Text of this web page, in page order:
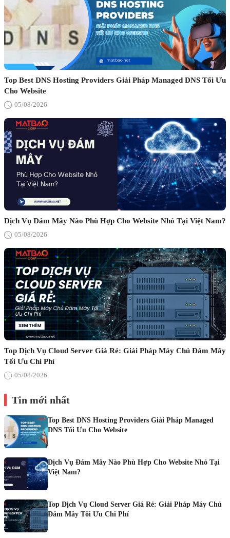
Top Best DNS Hosting Providers Giải Pháp Managed DNS Tối Ưu
Cho Website
05/08/2026
Dịch Vụ Đám Mây Nào Phù Hợp Cho Website Nhỏ Tại Việt Nam?
05/08/2026
Top Dịch Vụ Cloud Server Giá Rẻ: Giải Pháp Máy Chủ Đám Mây
Tối Ưu Chi Phí
05/08/2026
Tin mới nhất
Top Best DNS Hosting Providers Giải Pháp Managed
DNS Tối Ưu Cho Website
Dịch Vụ Đám Mây Nào Phù Hợp Cho Website Nhỏ Tại
Việt Nam?
Top Dịch Vụ Cloud Server Giá Rẻ: Giải Pháp Máy Chủ
Đám Mây Tối Ưu Chi Phí